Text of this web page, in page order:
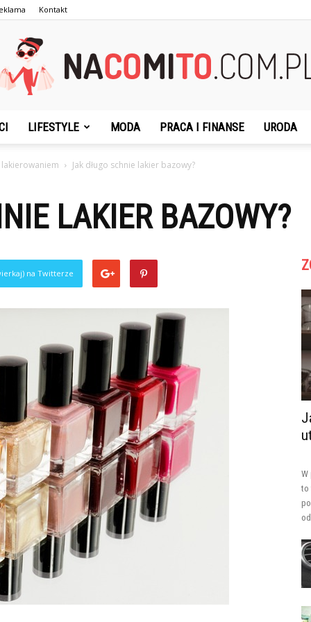
Kontakt
LIFESTYLE MODA PRACA I FINANSE URODA
Jak długo schnie lakier bazowy?
LAKIER BAZOWY?
na Twitterze
W
to